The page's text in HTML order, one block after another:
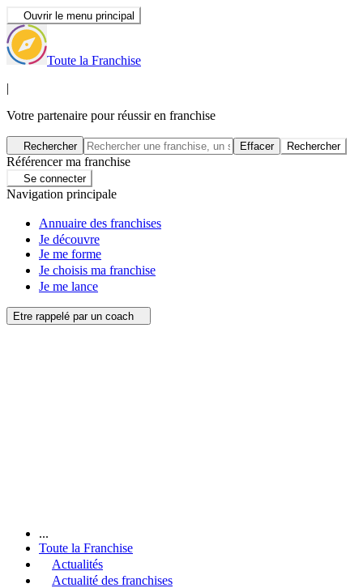
Ouvrir le menu principal
Toute la Franchise
|
Votre partenaire pour réussir en franchise
Rechercher Effacer Rechercher
Référencer ma franchise
Se connecter
Navigation principale
Annuaire des franchises
Je découvre
Je me forme
Je choisis ma franchise
Je me lance
Etre rappelé par un coach
...
Toute la Franchise
Actualités
Actualité des franchises